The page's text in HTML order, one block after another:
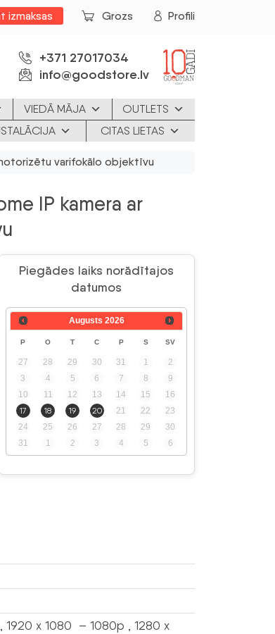
izmaksas Grozs Profili
+371 27017034
info@goodstore.lv
VIEDĀ MĀJA
OUTLETS
CITAS LIETAS
varifokālo objektīvu
IP kamera ar
Piegādes laiks norādītajos
datumos
Augusts 2026
P O T C P S SV
27 28 29 30 31 1
2
3
4 5 6 7 8
9
10
11 12 13 14 15
16
17
18 19 20 21 22
23
24
25 26 27 28 29
30
31
1 2 3 4 5 6
x 1080 – 1080p , 1280 x